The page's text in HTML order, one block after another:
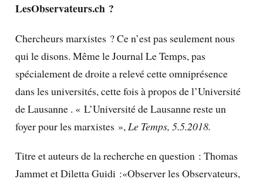
LesObservateurs.ch ?
Chercheurs marxistes ? Ce n’est pas seulement nous
qui le disons. Même le Journal Le Temps, pas
spécialement de droite a relevé cette omniprésence
dans les universités, cette fois à propos de l’Université
de Lausanne . « L’Université de Lausanne reste un
foyer pour les marxistes », Le Temps, 5.5.2018.
Titre et auteurs de la recherche en question : Thomas
Jammet et Diletta Guidi :«Observer les Observateurs,